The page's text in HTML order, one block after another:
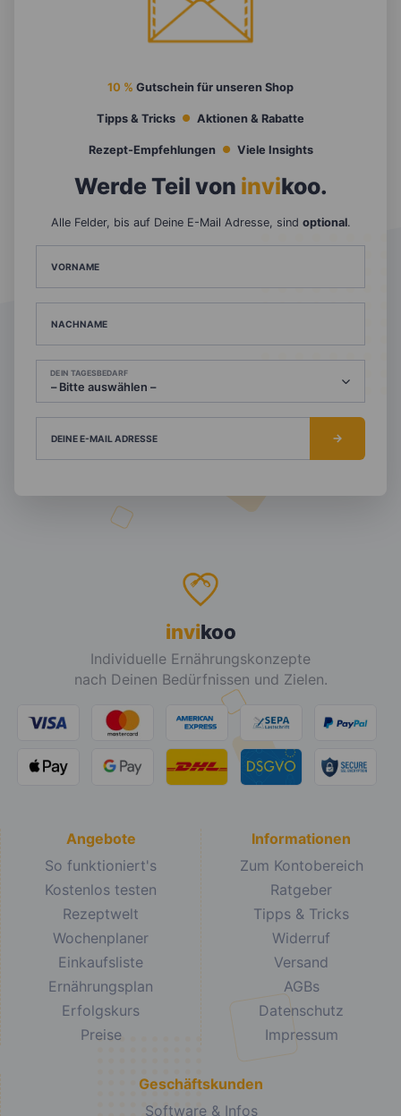
10 % Gutschein für unseren Shop
Tipps & Tricks Aktionen & Rabatte
Rezept-Empfehlungen Viele Insights
Werde Teil von invikoo.
Alle Felder, bis auf Deine E-Mail Adresse, sind optional.
VORNAME
NACHNAME
DEIN TAGESBEDARF
DEINE E-MAIL ADRESSE
invikoo
Individuelle Ernährungskonzepte
nach Deinen Bedürfnissen und Zielen.
Angebote
So funktioniert's
Kostenlos testen
Rezeptwelt
Wochenplaner
Einkaufsliste
Ernährungsplan
Erfolgskurs
Preise
Informationen
Zum Kontobereich
Ratgeber
Tipps & Tricks
Widerruf
Versand
AGBs
Datenschutz
Impressum
Geschäftskunden
Software & Infos